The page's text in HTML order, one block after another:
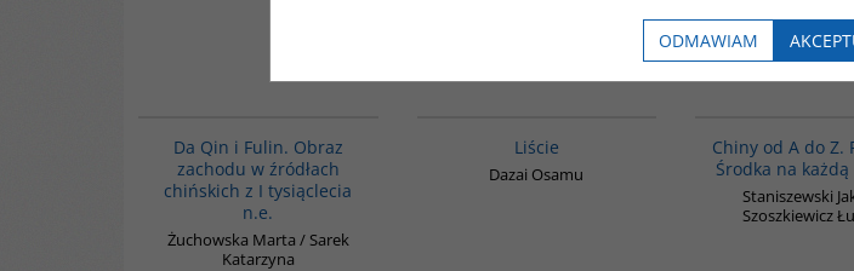
Kupujący ten
Da Qin i Fulin. Obraz
zachodu w źródłach
chińskich z I tysiąclecia
n.e.
Żuchowska Marta / Sarek
Katarzyna
Liście
Dazai Osamu
Chiny od A do Z.
Środka na każdą
Staniszewski
Szoszkiewicz
ODMAWIAM